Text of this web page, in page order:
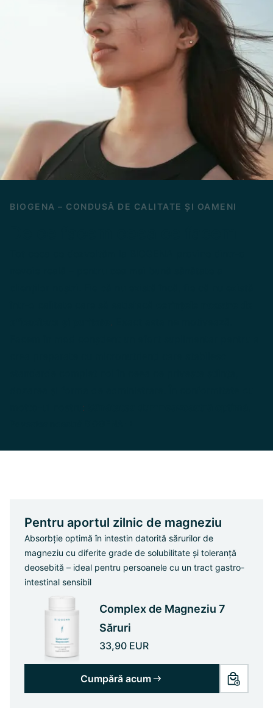
BIOGENA – CONDUSĂ DE CALITATE ȘI OAMENI
.
:
Pentru aportul zilnic de magneziu
Absorbție optimă în intestin datorită sărurilor de
magneziu cu diferite grade de solubilitate și toleranță
deosebită – ideal pentru persoanele cu un tract gastro-
intestinal sensibil
Complex de Magneziu 7
Săruri
33,90 EUR
Cumpără acum